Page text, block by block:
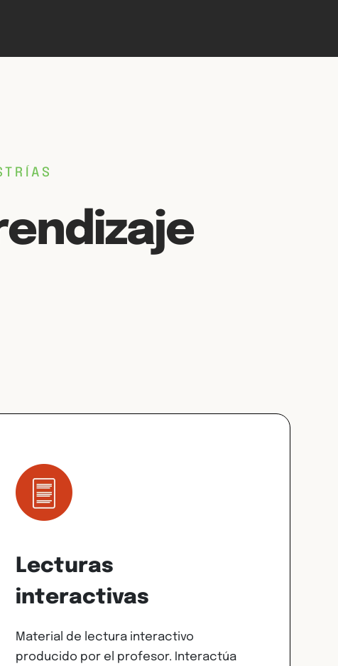
Lecturas
interactivas
Material de lectura interactivo
producido por el profesor. Interactúa